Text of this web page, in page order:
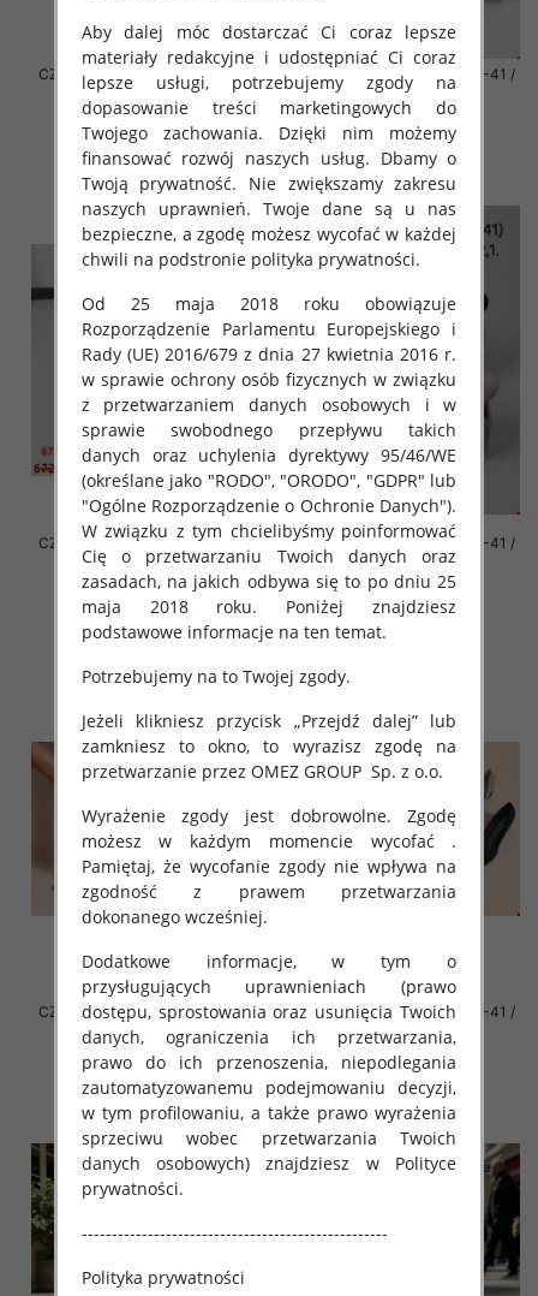
CZÓŁENKA damska Roz 36-41 /
12 par
46.00 zł
szczegóły
CZÓŁENKA damska Roz 36-41 /
12 par
46.00 zł
szczegóły
CZÓŁENKA damska Roz 36-41 /
12 par
46.00 zł
szczegóły
CZÓŁENKA damska Roz 36-41 /
12 par
46.00 zł
szczegóły
CZÓŁENKA damska Roz 36-41 /
12 par
49.00 zł
szczegóły
CZÓŁENKA damska Roz 36-41 /
12 par
49.00 zł
szczegóły
Aby dalej móc dostarczać Ci coraz lepsze
materiały redakcyjne i udostępniać Ci coraz
lepsze usługi, potrzebujemy zgody na
dopasowanie treści marketingowych do
Twojego zachowania. Dzięki nim możemy
finansować rozwój naszych usług. Dbamy o
Twoją prywatność. Nie zwiększamy zakresu
naszych uprawnień. Twoje dane są u nas
bezpieczne, a zgodę możesz wycofać w każdej
chwili na podstronie polityka prywatności.
Od 25 maja 2018 roku obowiązuje
Rozporządzenie Parlamentu Europejskiego i
Rady (UE) 2016/679 z dnia 27 kwietnia 2016 r.
w sprawie ochrony osób fizycznych w związku
z przetwarzaniem danych osobowych i w
sprawie swobodnego przepływu takich
danych oraz uchylenia dyrektywy 95/46/WE
(określane jako "RODO", "ORODO", "GDPR" lub
"Ogólne Rozporządzenie o Ochronie Danych").
W związku z tym chcielibyśmy poinformować
Cię o przetwarzaniu Twoich danych oraz
zasadach, na jakich odbywa się to po dniu 25
maja 2018 roku. Poniżej znajdziesz
podstawowe informacje na ten temat.
Potrzebujemy na to Twojej zgody.
Jeżeli klikniesz przycisk „Przejdź dalej” lub
zamkniesz to okno, to wyrazisz zgodę na
przetwarzanie przez OMEZ GROUP Sp. z o.o.
Wyrażenie zgody jest dobrowolne. Zgodę
możesz w każdym momencie wycofać .
Pamiętaj, że wycofanie zgody nie wpływa na
zgodność z prawem przetwarzania
dokonanego wcześniej.
Dodatkowe informacje, w tym o
przysługujących uprawnieniach (prawo
dostępu, sprostowania oraz usunięcia Twoich
danych, ograniczenia ich przetwarzania,
prawo do ich przenoszenia, niepodlegania
zautomatyzowanemu podejmowaniu decyzji,
w tym profilowaniu, a także prawo wyrażenia
sprzeciwu wobec przetwarzania Twoich
danych osobowych) znajdziesz w Polityce
prywatności.
---------------------------------------------------
Polityka prywatności